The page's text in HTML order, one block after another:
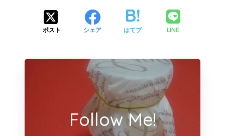
ポスト シェア はてブ LINE
Follow Me!